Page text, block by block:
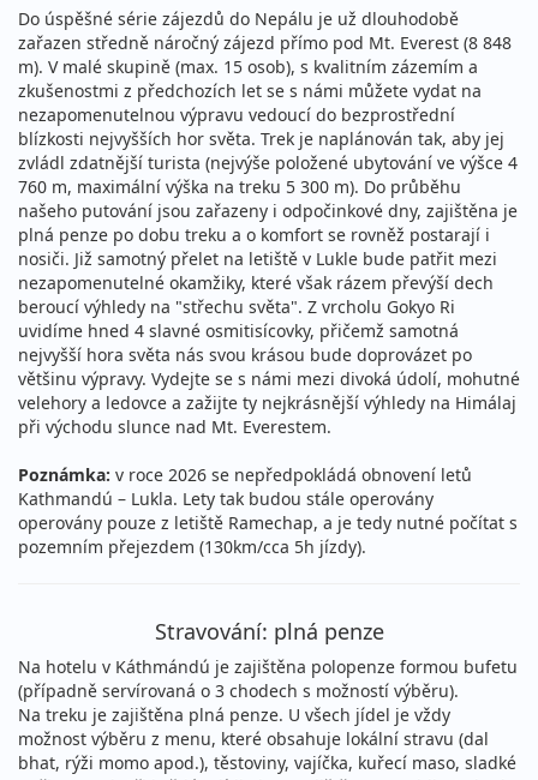
Do úspěšné série zájezdů do Nepálu je už dlouhodobě
zařazen středně náročný zájezd přímo pod Mt. Everest (8 848
m). V malé skupině (max. 15 osob), s kvalitním zázemím a
zkušenostmi z předchozích let se s námi můžete vydat na
nezapomenutelnou výpravu vedoucí do bezprostřední
blízkosti nejvyšších hor světa. Trek je naplánován tak, aby jej
zvládl zdatnější turista (nejvýše položené ubytování ve výšce 4
760 m, maximální výška na treku 5 300 m). Do průběhu
našeho putování jsou zařazeny i odpočinkové dny, zajištěna je
plná penze po dobu treku a o komfort se rovněž postarají i
nosiči. Již samotný přelet na letiště v Lukle bude patřit mezi
nezapomenutelné okamžiky, které však rázem převýší dech
beroucí výhledy na "střechu světa". Z vrcholu Gokyo Ri
uvidíme hned 4 slavné osmitisícovky, přičemž samotná
nejvyšší hora světa nás svou krásou bude doprovázet po
většinu výpravy. Vydejte se s námi mezi divoká údolí, mohutné
velehory a ledovce a zažijte ty nejkrásnější výhledy na Himálaj
při východu slunce nad Mt. Everestem.
Poznámka: v roce 2026 se nepředpokládá obnovení letů
Kathmandú – Lukla. Lety tak budou stále operovány
operovány pouze z letiště Ramechap, a je tedy nutné počítat s
pozemním přejezdem (130km/cca 5h jízdy).
Stravování: plná penze
Na hotelu v Káthmándú je zajištěna polopenze formou bufetu
(případně servírovaná o 3 chodech s možností výběru).
Na treku je zajištěna plná penze. U všech jídel je vždy
možnost výběru z menu, které obsahuje lokální stravu (dal
bhat, rýži momo apod.), těstoviny, vajíčka, kuřecí maso, sladké